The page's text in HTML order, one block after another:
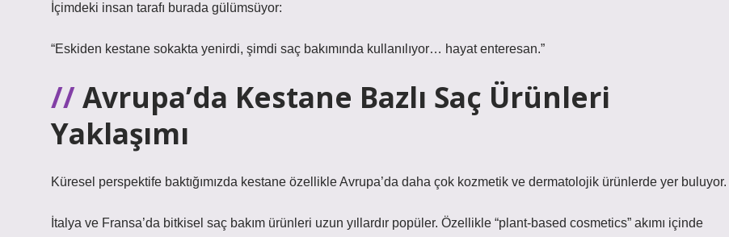
İçimdeki insan tarafı burada gülümsüyor:
“Eskiden kestane sokakta yenirdi, şimdi saç bakımında kullanılıyor… hayat enteresan.”
Avrupa’da Kestane Bazlı Saç Ürünleri
Yaklaşımı
Küresel perspektife baktığımızda kestane özellikle Avrupa’da daha çok kozmetik ve dermatolojik ürünlerde yer buluyor.
İtalya ve Fransa’da bitkisel saç bakım ürünleri uzun yıllardır popüler. Özellikle “plant-based cosmetics” akımı içinde